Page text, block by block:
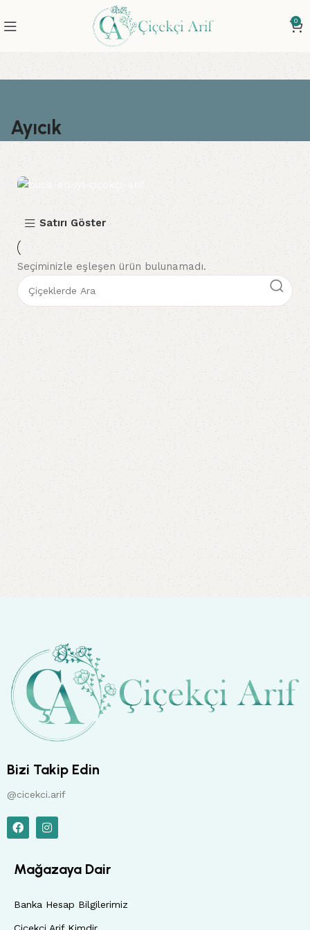
0
Ayıcık
Buca'nın Çiçekçisi
Yılların tecrübesi Çiçekçi Arif'in harika
aranjmanlarını isteyin...
Satırı Göster
Seçiminizle eşleşen ürün bulunamadı.
Bizi Takip Edin
@cicekci.arif
Mağazaya Dair
Banka Hesap Bilgilerimiz
Çiçekçi Arif Kimdir